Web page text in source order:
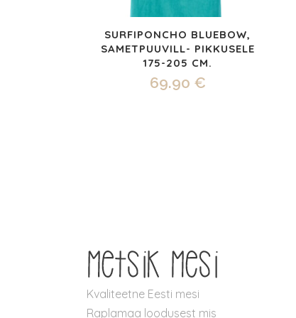
SURFIPONCHO BLUEBOW,
SAMETPUUVILL- PIKKUSELE
175-205 CM.
69.90 €
Kvaliteetne Eesti mesi
Raplamaa loodusest mis